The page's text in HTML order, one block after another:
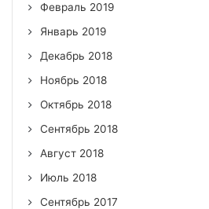
Февраль 2019
Январь 2019
Декабрь 2018
Ноябрь 2018
Октябрь 2018
Сентябрь 2018
Август 2018
Июль 2018
Сентябрь 2017